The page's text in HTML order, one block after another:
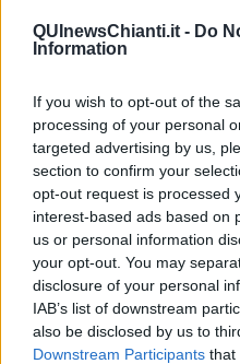
QUInewsChianti.it - Do
Information
If you wish to opt-out of the
processing of your personal
targeted advertising by us,
section to confirm your
opt-out request is processed
interest-based ads based on
us or personal information
your opt-out. You may
disclosure of your personal
IAB’s list of downstream
also be disclosed by us to
Downstream Participants that
Se vuoi leggere le notizie
Newsletter QUInews -
Basta cliccare QUI
Ti potrebbe interessare
Articoli dal Blog “Disincantato”
​Linee guida per organizzare
​Il ripristino della natura
Cittadini
Il nesso tra cambiamenti
Tutti morimmo a stento (3)
Tutti morimmo a stento (2)
​Tutti morimmo a stento (1)